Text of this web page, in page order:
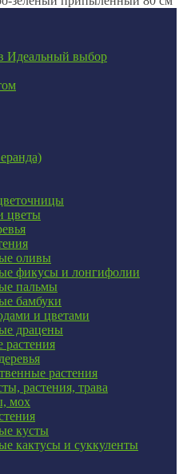
Идеальный выбор
цветы
оливы
фикусы и лонгифолии
пальмы
бамбуки
и цветами
драцены
растения
растения
растения, трава
мох
кусты
кактусы и суккуленты